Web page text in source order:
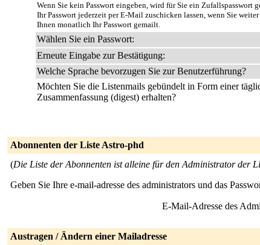
Wenn Sie kein Passwort eingeben, wird für Sie ein
Ihr Passwort jederzeit per E-Mail zuschicken lassen, wenn Sie
Ihnen monatlich Ihr Passwort gemailt.
Wählen Sie ein Passwort:
Erneute Eingabe zur Bestätigung:
Welche Sprache bevorzugen Sie zur Benutzerführung?
Möchten Sie die Listenmails gebündelt in Form einer
Zusammenfassung (digest) erhalten?
Abonnenten der Liste Astro-phd
(Die Liste der Abonnenten ist alleine für den Administrator der
Geben Sie Ihre e-mail-adresse des administrators und das
E-Mail-Adresse des
Austragen / Ändern einer Mailadresse